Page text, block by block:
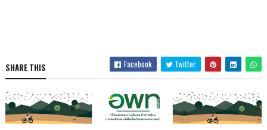
SHARE THIS Facebook Twitter